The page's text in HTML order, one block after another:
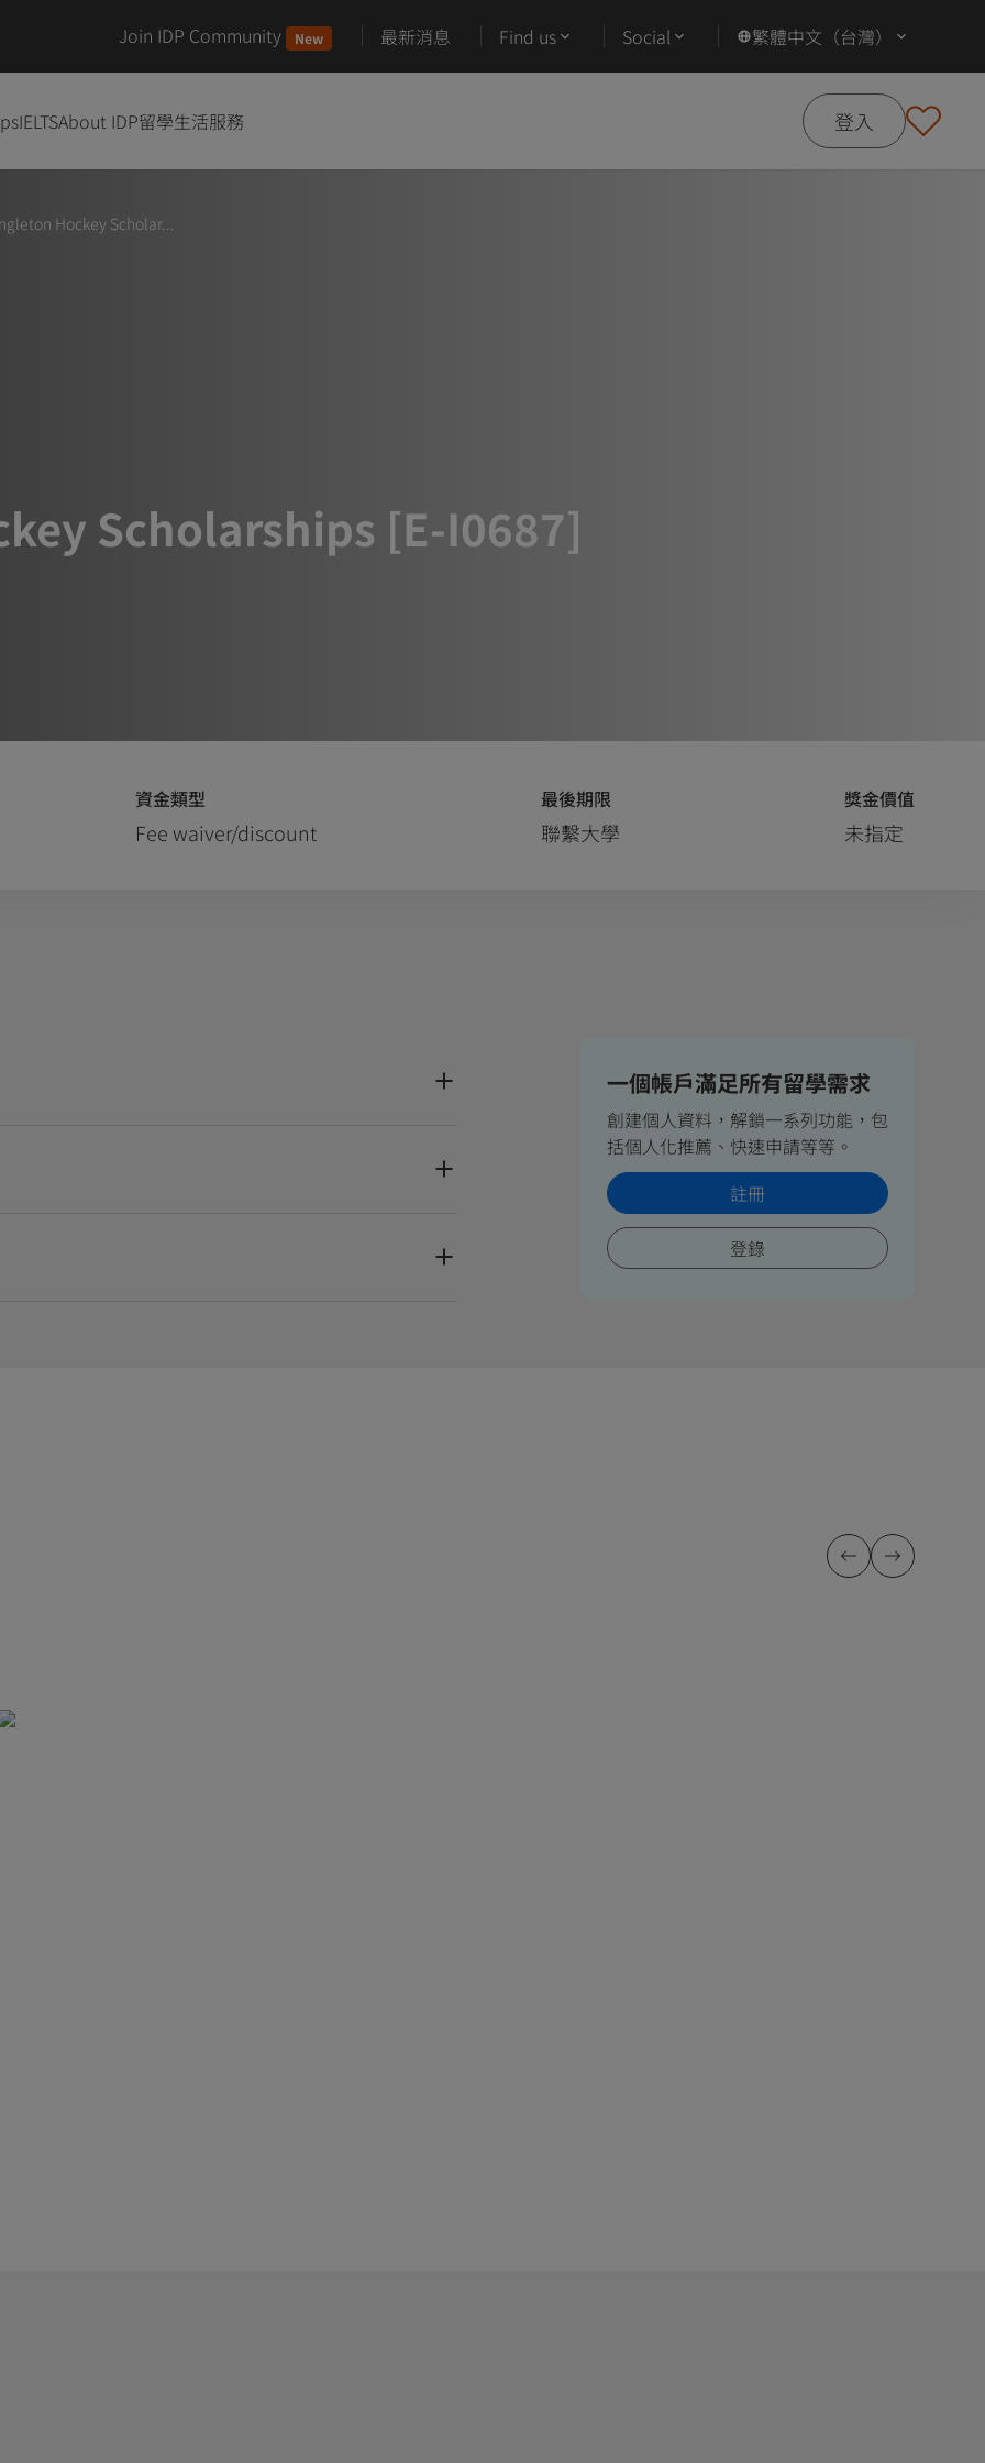
Join IDP Community New 最新消息 Find us Social 繁體中文（台灣）
IELTSAbout IDP留學生活服務 登入
Hockey Scholar...
Scholarships [E-I0687]
資金類型
Fee waiver/discount
最後期限
聯繫大學
獎金價值
未指定
一個帳戶滿足所有留學需求
創建個人資料，解鎖一系列功能，包
括個人化推薦、快速申請等等。
註冊
登錄